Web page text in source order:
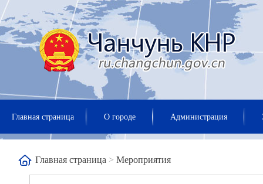
Главная страница О городе Администрация
Главная страница > Мероприятия